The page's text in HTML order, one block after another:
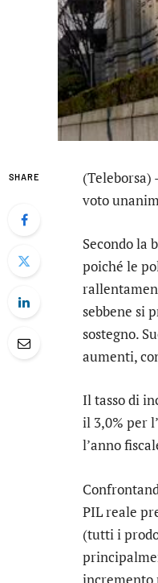
SHARE (Teleborsa)
voto
Secondo la
poiché le
sebbene si
sostegno.
aumenti,
Il tasso di
il 3,0% per
l’anno
PIL reale
(tutti i
incremento